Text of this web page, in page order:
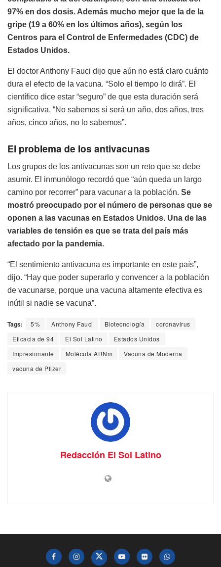
97% en dos dosis. Además mucho mejor que la de la
gripe (19 a 60% en los últimos años), según los
Centros para el Control de Enfermedades (CDC) de
Estados Unidos.
El doctor Anthony Fauci dijo que aún no está claro cuánto
dura el efecto de la vacuna. “Solo el tiempo lo dirá”. El
científico dice estar “seguro” de que esta duración será
significativa. “No sabemos si será un año, dos años, tres
años, cinco años, no lo sabemos”.
El problema de los antivacunas
Los grupos de los antivacunas son un reto que se debe
asumir. El inmunólogo recordó que “aún queda un largo
camino por recorrer” para vacunar a la población. Se
mostró preocupado por el número de personas que se
oponen a las vacunas en Estados Unidos. Una de las
variables de tensión es que se trata del país más
afectado por la pandemia.
“El sentimiento antivacuna es importante en este país”,
dijo. “Hay que poder superarlo y convencer a la población
de vacunarse, porque una vacuna altamente efectiva es
inútil si nadie se vacuna”.
Tags: 5% Anthony Fauci Biotecnología
coronavirus
Eficacia de 94
El Sol Latino
Estados Unidos
Impresionante
Molécula ARNm
Vacuna de Moderna
vacuna de Pfizer
Redacción El Sol Latino